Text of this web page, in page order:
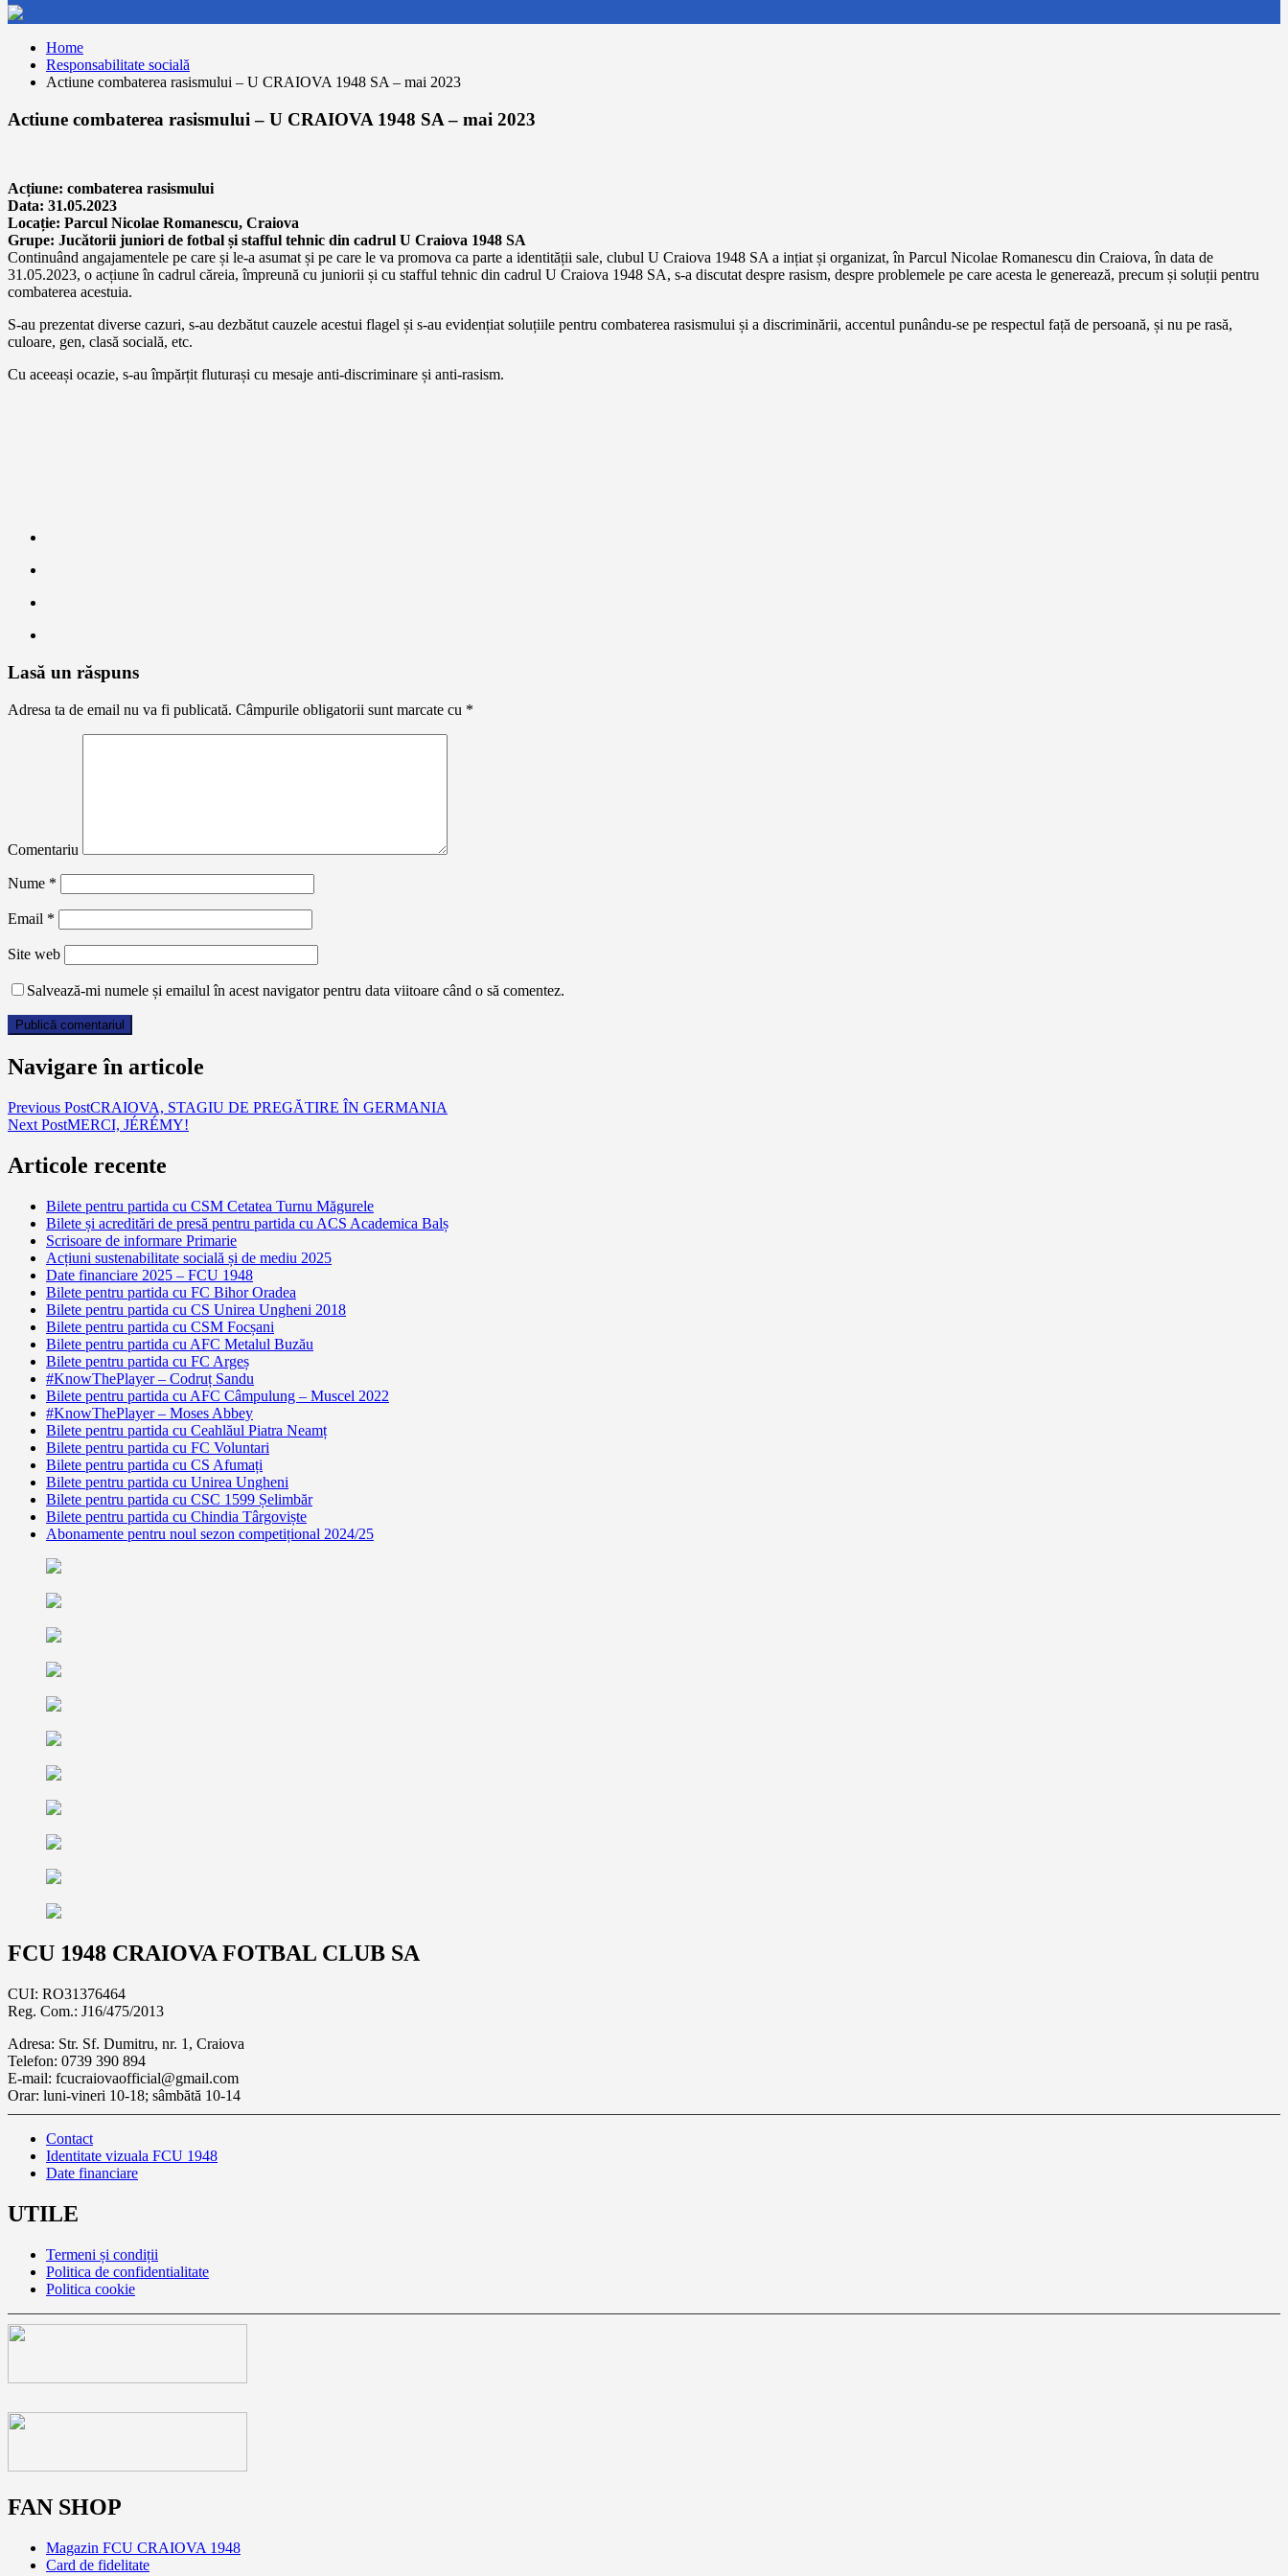
Home
Responsabilitate socială
Actiune combaterea rasismului – U CRAIOVA 1948 SA – mai 2023
Actiune combaterea rasismului – U CRAIOVA 1948 SA – mai 2023
Acțiune: combaterea rasismului
Data: 31.05.2023
Locație: Parcul Nicolae Romanescu, Craiova
Grupe: Jucătorii juniori de fotbal și stafful tehnic din cadrul U Craiova 1948 SA
Continuând angajamentele pe care și le-a asumat și pe care le va promova ca parte a identității sale, clubul U Craiova 1948 SA a ințiat și organizat, în Parcul Nicolae Romanescu din Craiova, în data de
31.05.2023, o acțiune în cadrul căreia, împreună cu juniorii și cu stafful tehnic din cadrul U Craiova 1948 SA, s-a discutat despre rasism, despre problemele pe care acesta le generează, precum și soluții pentru
combaterea acestuia.
S-au prezentat diverse cazuri, s-au dezbătut cauzele acestui flagel și s-au evidențiat soluțiile pentru combaterea rasismului și a discriminării, accentul punându-se pe respectul față de persoană, și nu pe rasă,
culoare, gen, clasă socială, etc.
Cu aceeași ocazie, s-au împărțit fluturași cu mesaje anti-discriminare și anti-rasism.
Lasă un răspuns
Adresa ta de email nu va fi publicată. Câmpurile obligatorii sunt marcate cu *
Comentariu
Nume *
Email *
Site web
Salvează-mi numele și emailul în acest navigator pentru data viitoare când o să comentez.
Navigare în articole
Previous PostCRAIOVA, STAGIU DE PREGĂTIRE ÎN GERMANIA
Next PostMERCI, JÉRÉMY!
Articole recente
Bilete pentru partida cu CSM Cetatea Turnu Măgurele
Bilete și acreditări de presă pentru partida cu ACS Academica Balș
Scrisoare de informare Primarie
Acțiuni sustenabilitate socială și de mediu 2025
Date financiare 2025 – FCU 1948
Bilete pentru partida cu FC Bihor Oradea
Bilete pentru partida cu CS Unirea Ungheni 2018
Bilete pentru partida cu CSM Focșani
Bilete pentru partida cu AFC Metalul Buzău
Bilete pentru partida cu FC Argeș
#KnowThePlayer – Codruț Sandu
Bilete pentru partida cu AFC Câmpulung – Muscel 2022
#KnowThePlayer – Moses Abbey
Bilete pentru partida cu Ceahlăul Piatra Neamț
Bilete pentru partida cu FC Voluntari
Bilete pentru partida cu CS Afumați
Bilete pentru partida cu Unirea Ungheni
Bilete pentru partida cu CSC 1599 Șelimbăr
Bilete pentru partida cu Chindia Târgoviște
Abonamente pentru noul sezon competițional 2024/25
FCU 1948 CRAIOVA FOTBAL CLUB SA
CUI: RO31376464
Reg. Com.: J16/475/2013
Adresa: Str. Sf. Dumitru, nr. 1, Craiova
Telefon: 0739 390 894
E-mail: fcucraiovaofficial@gmail.com
Orar: luni-vineri 10-18; sâmbătă 10-14
Contact
Identitate vizuala FCU 1948
Date financiare
UTILE
Termeni și condiții
Politica de confidentialitate
Politica cookie
FAN SHOP
Magazin FCU CRAIOVA 1948
Card de fidelitate